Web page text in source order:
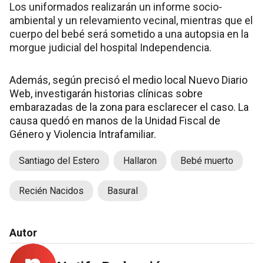
Los uniformados realizarán un informe socio-
ambiental y un relevamiento vecinal, mientras que el
cuerpo del bebé será sometido a una autopsia en la
morgue judicial del hospital Independencia.
Además, según precisó el medio local Nuevo Diario
Web, investigarán historias clínicas sobre
embarazadas de la zona para esclarecer el caso. La
causa quedó en manos de la Unidad Fiscal de
Género y Violencia Intrafamiliar.
Santiago del Estero Hallaron Bebé muerto
Recién Nacidos Basural
Autor